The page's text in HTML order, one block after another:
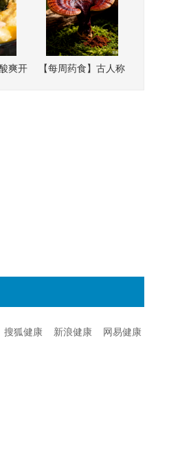
爽开
【每周药食】古人称
搜狐健康 新浪健康
网易健康